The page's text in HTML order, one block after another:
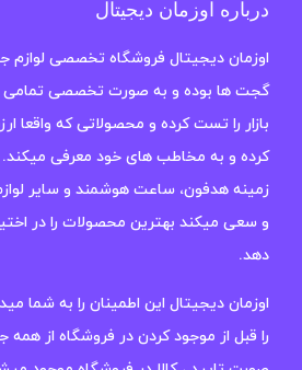
درباره اوزمان دیجیتال
اوزمان دیجیتال فروشگاه تخصصی لوازم
گجت ها بوده و به صورت تخصصی تمامی
بازار را تست کرده و محصولاتی که واقعا
کرده و به مخاطب های خود معرفی میکند.
زمینه هدفون، ساعت هوشمند و سایر
و سعی میکند بهترین محصولات را در
دهد.
اوزمان دیجیتال این اطمینان را به شما
را قبل از موجود کردن در فروشگاه از